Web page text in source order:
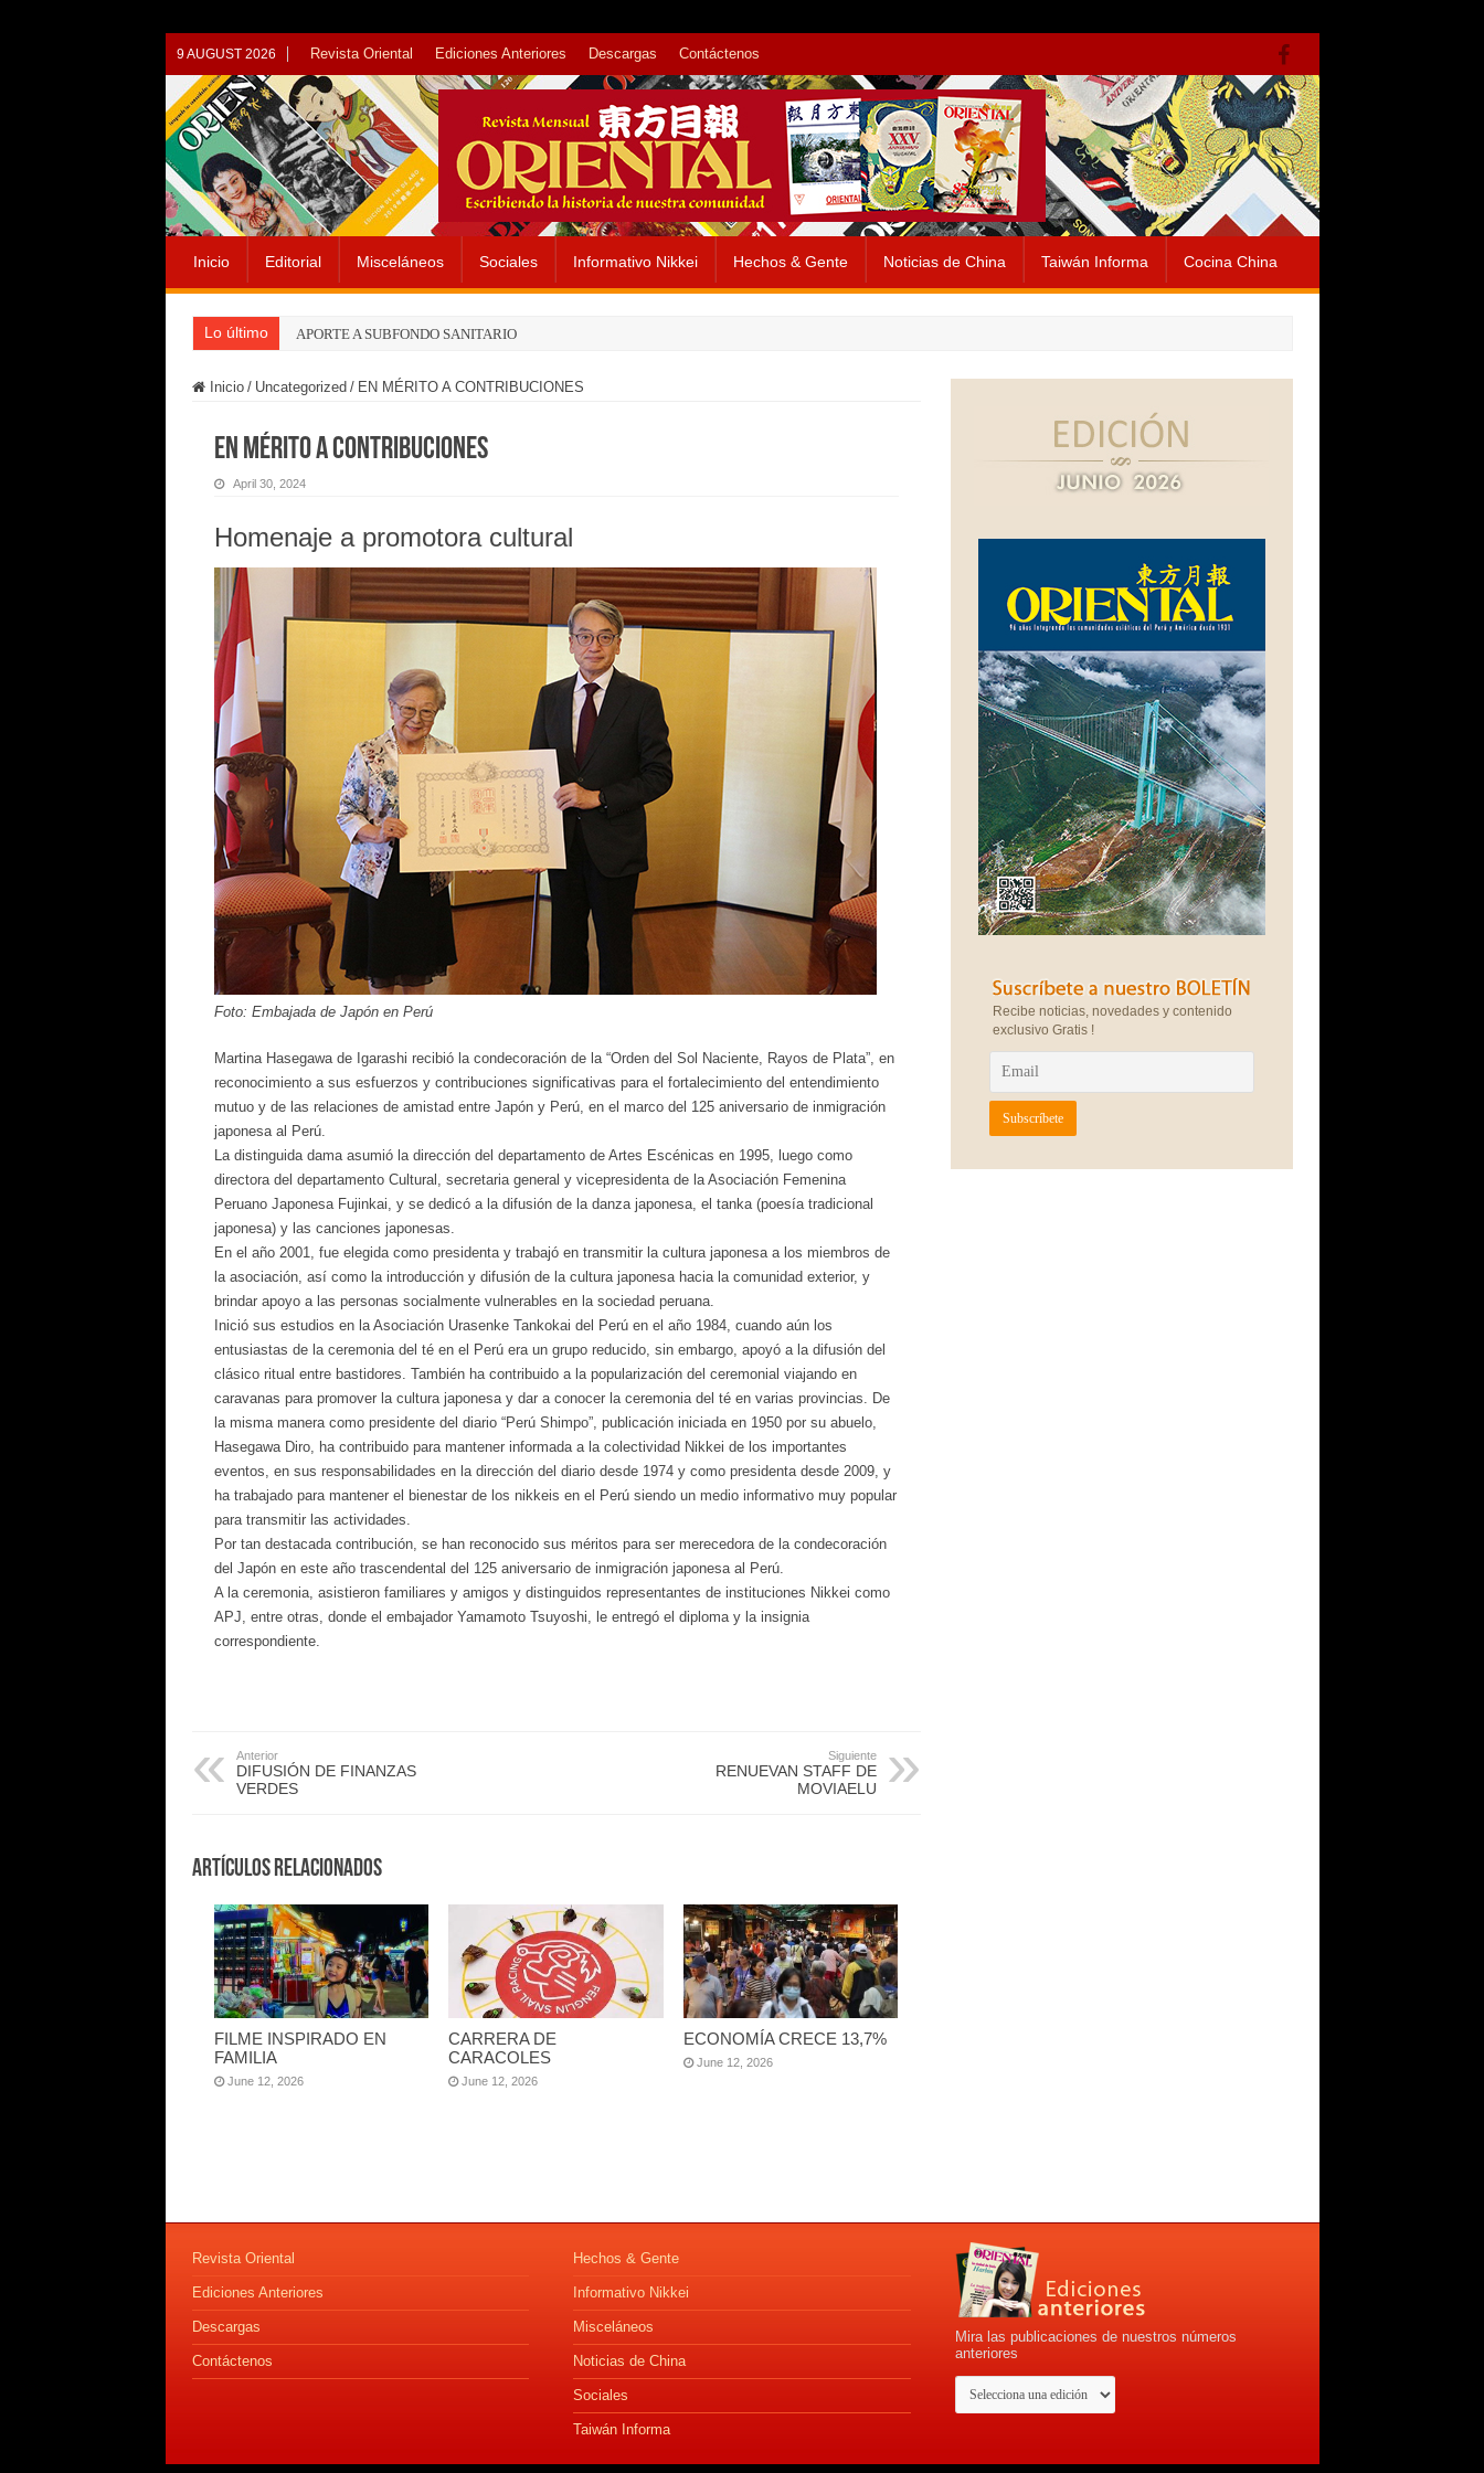
9 AUGUST 2026 Revista Oriental Ediciones Anteriores Descargas Contáctenos
Inicio Editorial Misceláneos Sociales Informativo Nikkei Hechos & Gente Noticias de China Taiwán Informa Cocina China
Lo último APORTE A SUBFONDO SANITARIO
Inicio / Uncategorized / EN MÉRITO A CONTRIBUCIONES
EN MÉRITO A CONTRIBUCIONES
April 30, 2024
Homenaje a promotora cultural
Foto: Embajada de Japón en Perú
Martina Hasegawa de Igarashi recibió la condecoración de la “Orden del Sol Naciente, Rayos de Plata”, en
reconocimiento a sus esfuerzos y contribuciones significativas para el fortalecimiento del entendimiento
mutuo y de las relaciones de amistad entre Japón y Perú, en el marco del 125 aniversario de inmigración
japonesa al Perú.
La distinguida dama asumió la dirección del departamento de Artes Escénicas en 1995, luego como
directora del departamento Cultural, secretaria general y vicepresidenta de la Asociación Femenina
Peruano Japonesa Fujinkai, y se dedicó a la difusión de la danza japonesa, el tanka (poesía tradicional
japonesa) y las canciones japonesas.
En el año 2001, fue elegida como presidenta y trabajó en transmitir la cultura japonesa a los miembros de
la asociación, así como la introducción y difusión de la cultura japonesa hacia la comunidad exterior, y
brindar apoyo a las personas socialmente vulnerables en la sociedad peruana.
Inició sus estudios en la Asociación Urasenke Tankokai del Perú en el año 1984, cuando aún los
entusiastas de la ceremonia del té en el Perú era un grupo reducido, sin embargo, apoyó a la difusión del
clásico ritual entre bastidores. También ha contribuido a la popularización del ceremonial viajando en
caravanas para promover la cultura japonesa y dar a conocer la ceremonia del té en varias provincias. De
la misma manera como presidente del diario “Perú Shimpo”, publicación iniciada en 1950 por su abuelo,
Hasegawa Diro, ha contribuido para mantener informada a la colectividad Nikkei de los importantes
eventos, en sus responsabilidades en la dirección del diario desde 1974 y como presidenta desde 2009, y
ha trabajado para mantener el bienestar de los nikkeis en el Perú siendo un medio informativo muy popular
para transmitir las actividades.
Por tan destacada contribución, se han reconocido sus méritos para ser merecedora de la condecoración
del Japón en este año trascendental del 125 aniversario de inmigración japonesa al Perú.
A la ceremonia, asistieron familiares y amigos y distinguidos representantes de instituciones Nikkei como
APJ, entre otras, donde el embajador Yamamoto Tsuyoshi, le entregó el diploma y la insignia
correspondiente.
Anterior
DIFUSIÓN DE FINANZAS
VERDES
Siguiente
RENUEVAN STAFF DE
MOVIAELU
Artículos Relacionados
FILME INSPIRADO EN
FAMILIA
June 12, 2026
CARRERA DE
CARACOLES
June 12, 2026
ECONOMÍA CRECE 13,7%
June 12, 2026
Recibe noticias, novedades y contenido
exclusivo Gratis !
Revista Oriental
Ediciones Anteriores
Descargas
Contáctenos
Hechos & Gente
Informativo Nikkei
Misceláneos
Noticias de China
Sociales
Taiwán Informa
Mira las publicaciones de nuestros números
anteriores